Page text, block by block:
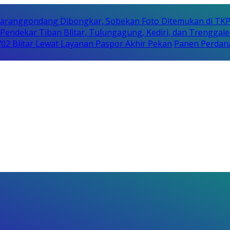
Dibongkar, Sobekan Foto Ditemukan di TKP
Pendekar Tiban Blitar, Tulungagung, Kediri, dan
Blitar Lewat Layanan Paspor Akhir Pekan Panen